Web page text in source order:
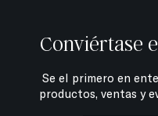
Conviértase
Se el primero en
productos, ventas y